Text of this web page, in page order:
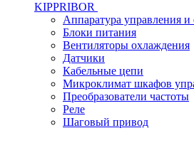
KIPPRIBOR
Аппаратура управления и
Блоки питания
Вентиляторы охлаждения
Датчики
Кабельные цепи
Микроклимат шкафов
Преобразователи частоты
Реле
Шаговый привод